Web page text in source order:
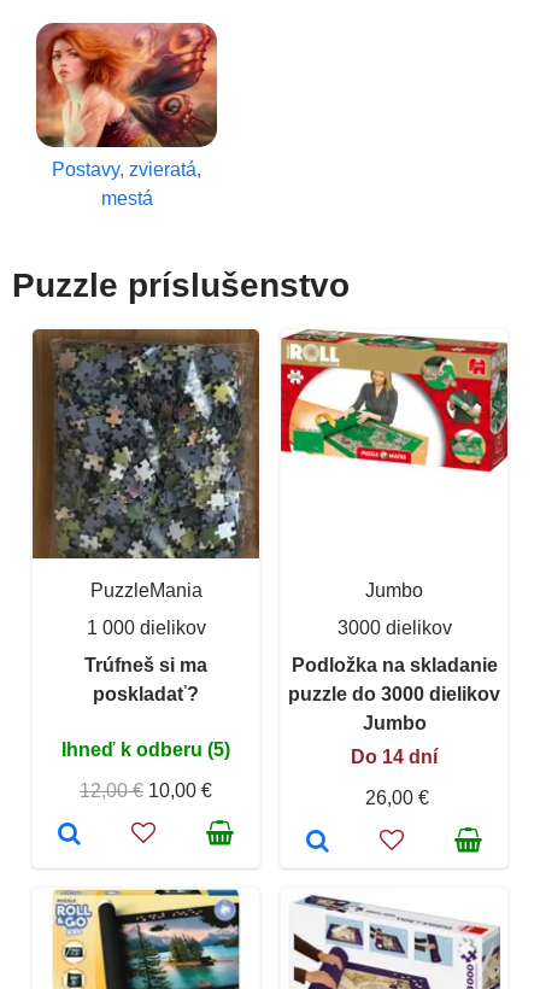
Postavy, zvieratá,
mestá
Puzzle príslušenstvo
PuzzleMania
1 000 dielikov
Trúfneš si ma
poskladať?
Ihneď k odberu (5)
12,00 € 10,00 €
Jumbo
3000 dielikov
Podložka na skladanie
puzzle do 3000 dielikov
Jumbo
Do 14 dní
26,00 €